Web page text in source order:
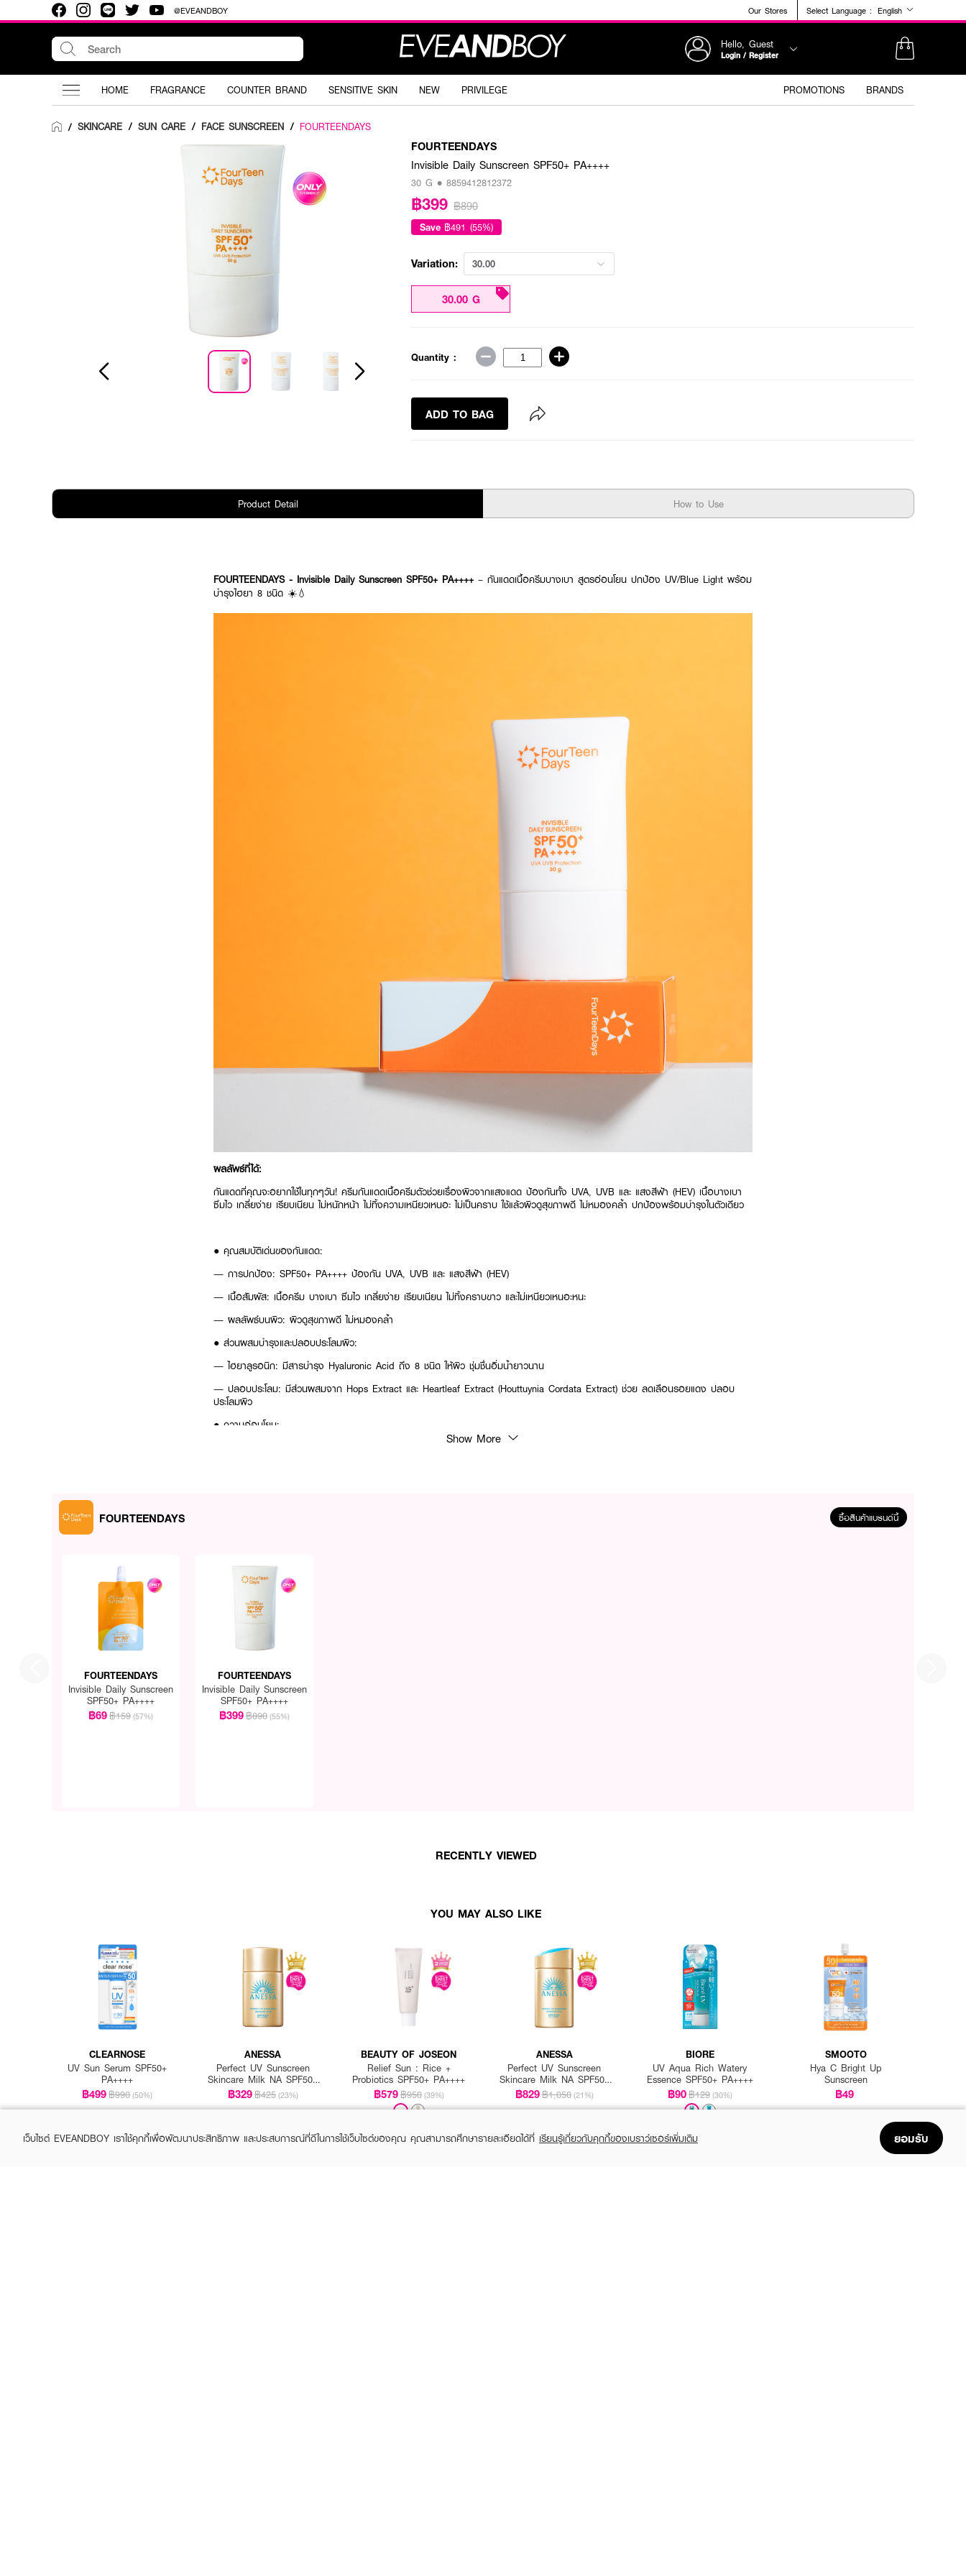
@EVEANDBOY Our Stores Select Language : English
Hello, Guest
Login / Register
HOME FRAGRANCE COUNTER BRAND SENSITIVE SKIN NEW PRIVILEGE PROMOTIONS BRANDS
/ SKINCARE / SUN CARE / FACE SUNSCREEN / FOURTEENDAYS
FOURTEENDAYS
Invisible Daily Sunscreen SPF50+ PA++++
30 G • 8859412812372
฿399 ฿890
Save ฿491 (55%)
Variation: 30.00
30.00 G
Quantity :
ADD TO BAG
Product Detail How to Use
FOURTEENDAYS - Invisible Daily Sunscreen SPF50+ PA++++ – กันแดดเนื้อครีมบางเบา สูตรอ่อนโยน ปกป้อง UV/Blue Light พร้อม
บำรุงไฮยา 8 ชนิด ☀️💧
ผลลัพธ์ที่ได้:
กันแดดที่คุณจะอยากใช้ในทุกๆวัน! ครีมกันแดดเนื้อครีมตัวช่วยเรื่องผิวจากแสงแดด ป้องกันทั้ง UVA, UVB และ แสงสีฟ้า (HEV) เนื้อบางเบา
ซึมไว เกลี่ยง่าย เรียบเนียน ไม่หนักหน้า ไม่ทิ้งความเหนียวเหนอะ ไม่เป็นคราบ ใช้แล้วผิวดูสุขภาพดี ไม่หมองคล้ำ ปกป้องพร้อมบำรุงในตัวเดียว
● คุณสมบัติเด่นของกันแดด:
— การปกป้อง: SPF50+ PA++++ ป้องกัน UVA, UVB และ แสงสีฟ้า (HEV)
— เนื้อสัมผัส: เนื้อครีม บางเบา ซึมไว เกลี่ยง่าย เรียบเนียน ไม่ทิ้งคราบขาว และไม่เหนียวเหนอะหนะ
— ผลลัพธ์บนผิว: ผิวดูสุขภาพดี ไม่หมองคล้ำ
● ส่วนผสมบำรุงและปลอบประโลมผิว:
— ไฮยาลูรอนิก: มีสารบำรุง Hyaluronic Acid ถึง 8 ชนิด ให้ผิว ชุ่มชื่นอิ่มน้ำยาวนาน
— ปลอบประโลม: มีส่วนผสมจาก Hops Extract และ Heartleaf Extract (Houttuynia Cordata Extract) ช่วย ลดเลือนรอยแดง ปลอบ
ประโลมผิว
● ความอ่อนโยน:
How To Use:
● ทาให้ทั่วใบหน้าและลำคอ ก่อนออกแดด 15-20 นาที (Full Size)
Show More
FOURTEENDAYS ซื้อสินค้าแบรนด์นี้
FOURTEENDAYS
Invisible Daily Sunscreen
SPF50+ PA++++
฿69฿159 (57%)
FOURTEENDAYS
Invisible Daily Sunscreen
SPF50+ PA++++
฿399฿890 (55%)
RECENTLY VIEWED
YOU MAY ALSO LIKE
CLEARNOSE
UV Sun Serum SPF50+
PA++++
฿499฿990 (50%)
ANESSA
Perfect UV Sunscreen
Skincare Milk NA SPF50+
PA++++
฿329฿425 (23%)
BEAUTY OF JOSEON
Relief Sun : Rice +
Probiotics SPF50+ PA++++
฿579฿950 (39%)
ANESSA
Perfect UV Sunscreen
Skincare Milk NA SPF50+
PA++++
฿829฿1,050 (21%)
BIORE
UV Aqua Rich Watery
Essence SPF50+ PA++++
฿90฿129 (30%)
SMOOTO
Hya C Bright Up
Sunscreen
฿49
เว็บไซต์ EVEANDBOY เราใช้คุกกี้เพื่อพัฒนาประสิทธิภาพ และประสบการณ์ที่ดีในการใช้เว็บไซต์ของคุณ คุณสามารถศึกษารายละเอียดได้ที่ เรียนรู้เกี่ยวกับคุกกี้ของเบราว์เซอร์เพิ่มเติม ยอมรับ